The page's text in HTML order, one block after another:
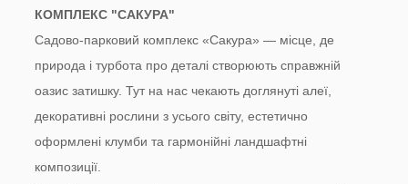
КОМПЛЕКС "САКУРА"
Садово-парковий комплекс «Сакура» — місце, де
природа і турбота про деталі створюють справжній
оазис затишку. Тут на нас чекають доглянуті алеї,
декоративні рослини з усього світу, естетично
оформлені клумби та гармонійні ландшафтні
композиції.